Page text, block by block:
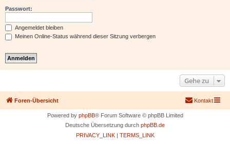
Passwort:
Angemeldet bleiben
Meinen Online-Status während dieser Sitzung verbergen
Gehe zu
Foren-Übersicht Kontakt
Powered by phpBB® Forum Software © phpBB Limited
Deutsche Übersetzung durch phpBB.de
PRIVACY_LINK| TERMS_LINK